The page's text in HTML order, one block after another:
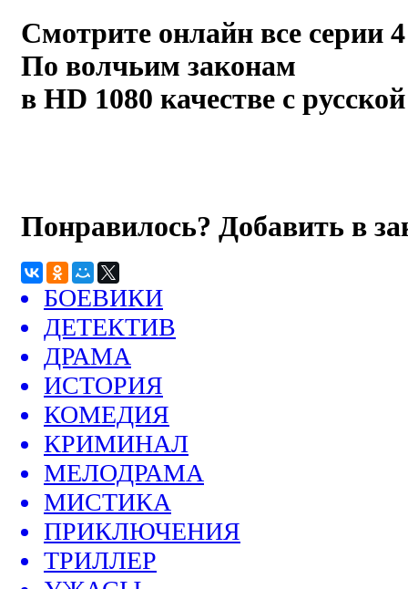
Смотрите онлайн все серии 4
По волчьим законам
в HD 1080 качестве с
Понравилось? Добавить в
БОЕВИКИ
ДЕТЕКТИВ
ДРАМА
ИСТОРИЯ
КОМЕДИЯ
КРИМИНАЛ
МЕЛОДРАМА
МИСТИКА
ПРИКЛЮЧЕНИЯ
ТРИЛЛЕР